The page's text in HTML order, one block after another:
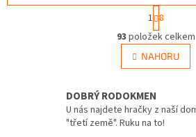
O
v
l
á
a
c
í
t
r
á
n
k
v
á
n
í
1 8
93 položek celkem
NAHORU
DOBRÝ RODOKMEN
U nás najdete hračky z naší
"třetí země". Ruku na to!